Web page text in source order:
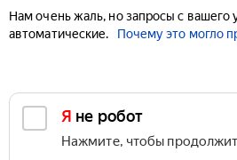
Нам очень жаль, но запросы с вашего
автоматические.
Почему это могло
Я не робот
Нажмите, чтобы